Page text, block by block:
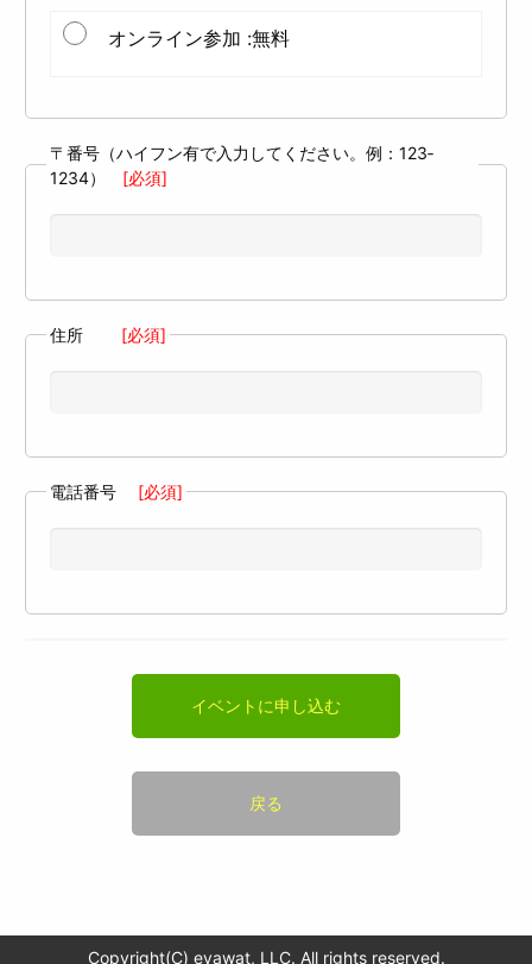
オンライン参加 :無料
〒番号（ハイフン有で入力してください。例：123‐
1234）
[必須]
住所 [必須]
電話番号 [必須]
イベントに申し込む
戻る
Copyright(C) evawat, LLC. All rights reserved.